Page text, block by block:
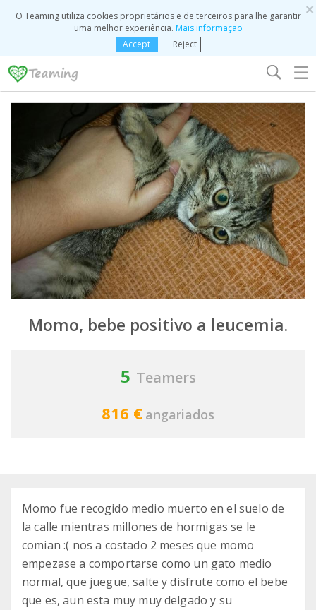
×
O Teaming utiliza cookies proprietários e de terceiros para lhe garantir
uma melhor experiência. Mais informação
Accept
Reject
☰
Momo, bebe positivo a leucemia.
5 Teamers
816 € angariados
Momo fue recogido medio muerto en el suelo de
la calle mientras millones de hormigas se le
comian :( nos a costado 2 meses que momo
empezase a comportarse como un gato medio
normal, que juegue, salte y disfrute como el bebe
que es, aun esta muy muy delgado y su